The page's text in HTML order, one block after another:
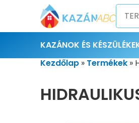
KAZÁNOK ÉS
Kezdőlap » Termékek »